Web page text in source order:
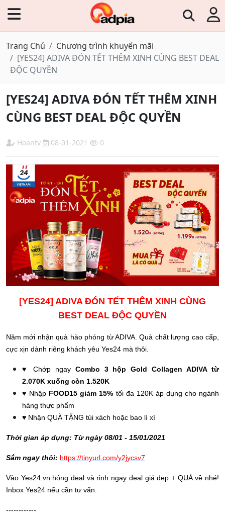
Trang Chủ
Chương trình khuyến mãi
[YES24] ADIVA ĐÓN TẾT THÊM XINH CÙNG BEST DEAL
ĐỘC QUYỀN
[YES24] ADIVA ĐÓN TẾT THÊM XINH
CÙNG BEST DEAL ĐỘC QUYỀN
Hoantv 08-01-2021 0
[YES24] ADIVA ĐÓN TẾT THÊM XINH CÙNG
BEST DEAL ĐỘC QUYỀN
Năm mới nhận quà hào phóng từ ADIVA. Quà chất lượng cao cấp,
cực xịn dành riêng khách yêu Yes24 mà thôi.
♥️ Chớp ngay Combo 3 hộp Gold Collagen ADIVA từ
2.070K xuống còn 1.520K
♥️ Nhập FOOD15 giảm 15% tối đa 120K áp dụng cho ngành
hàng thực phẩm
♥️ Nhận QUÀ TẶNG túi xách hoặc bao lì xì
Thời gian áp dụng: Từ ngày 08/01 - 15/01/2021
Sắm ngay thôi: https://tinyurl.com/y2jycsv7
Vào Yes24.vn hóng deal và rinh ngay deal giá đẹp + QUÀ về nhé!
Inbox Yes24 nếu cần tư vấn.
------------